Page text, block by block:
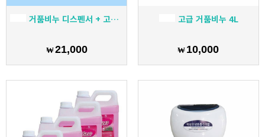
거품비누 디스펜서 + 고급 거품비누 4L 핸드워시
₩21,000
고급 거품비누 4L
₩ 10,000